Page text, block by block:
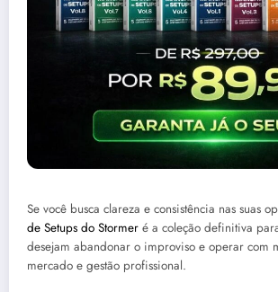
Se você busca clareza e consistência nas suas
de Setups do Stormer é a coleção definitiva
desejam abandonar o improviso e operar com
mercado e gestão profissional.